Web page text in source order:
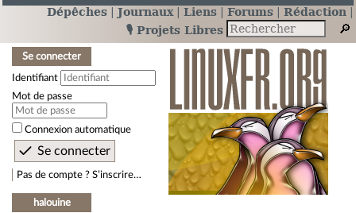
Dépêches Journaux Liens Forums
Rédaction
🎙️ Projets Libres
Se connecter
Identifiant
Mot de passe
Connexion automatique
Pas de compte ? S’inscrire…
halouine